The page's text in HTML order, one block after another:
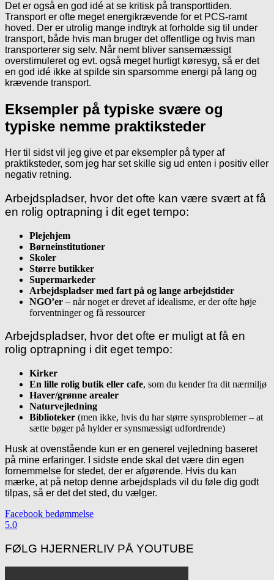
Det er også en god idé at se kritisk på transporttiden.
Transport er ofte meget energikrævende for et PCS-ramt
hoved. Der er utrolig mange indtryk at forholde sig til under
transport, både hvis man bruger det offentlige og hvis man
transporterer sig selv. Når nemt bliver sansemæssigt
overstimuleret og evt. også meget hurtigt køresyg, så er det
en god idé ikke at spilde sin sparsomme energi på lang og
krævende transport.
Eksempler på typiske svære og
typiske nemme praktiksteder
Her til sidst vil jeg give et par eksempler på typer af
praktiksteder, som jeg har set skille sig ud enten i positiv eller
negativ retning.
Arbejdspladser, hvor det ofte kan være svært at få
en rolig optrapning i dit eget tempo:
Plejehjem
Børneinstitutioner
Skoler
Større butikker
Supermarkeder
Arbejdspladser med fart på og lange arbejdstider
NGO’er – når noget er drevet af idealisme, er der ofte høje
forventninger og få ressourcer
Arbejdspladser, hvor det ofte er muligt at få en
rolig optrapning i dit eget tempo:
Kirker
En lille rolig butik eller cafe, som du kender fra dit nærmiljø
Haver/grønne arealer
Naturvejledning
Biblioteker (men ikke, hvis du har større synsproblemer – at
sætte bøger på hylder er synsmæssigt udfordrende)
Husk at ovenstående kun er en generel vejledning baseret
på mine erfaringer. I sidste ende skal det være din egen
fornemmelse for stedet, der er afgørende. Hvis du kan
mærke, at på netop denne arbejdsplads vil du føle dig godt
tilpas, så er det det sted, du vælger.
Primary
Sidebar
Facebook bedømmelse
5.0
FØLG HJERNERLIV PÅ YOUTUBE